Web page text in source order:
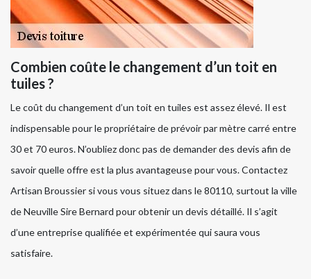
Combien coûte le changement d’un toit en
tuiles ?
Le coût du changement d’un toit en tuiles est assez élevé. Il est
indispensable pour le propriétaire de prévoir par mètre carré entre
30 et 70 euros. N’oubliez donc pas de demander des devis afin de
savoir quelle offre est la plus avantageuse pour vous. Contactez
Artisan Broussier si vous vous situez dans le 80110, surtout la ville
de Neuville Sire Bernard pour obtenir un devis détaillé. Il s’agit
d’une entreprise qualifiée et expérimentée qui saura vous
satisfaire.